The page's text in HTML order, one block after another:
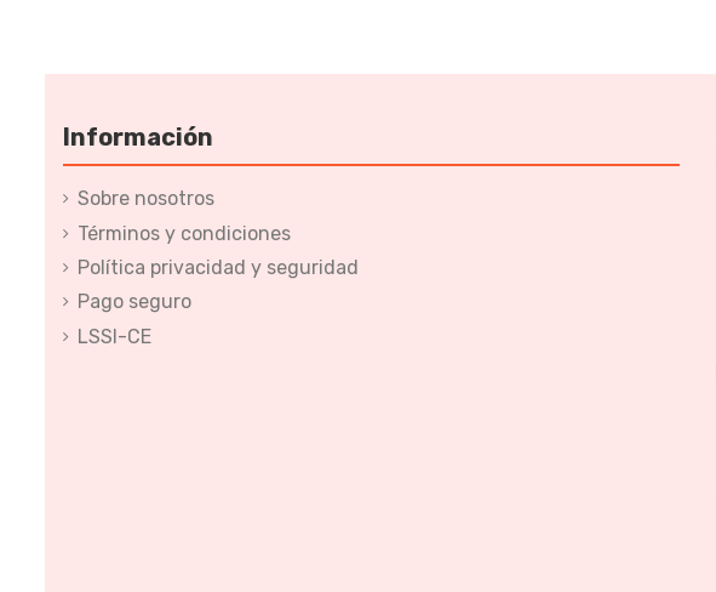
Información
Sobre nosotros
Términos y condiciones
Política privacidad y seguridad
Pago seguro
LSSI-CE